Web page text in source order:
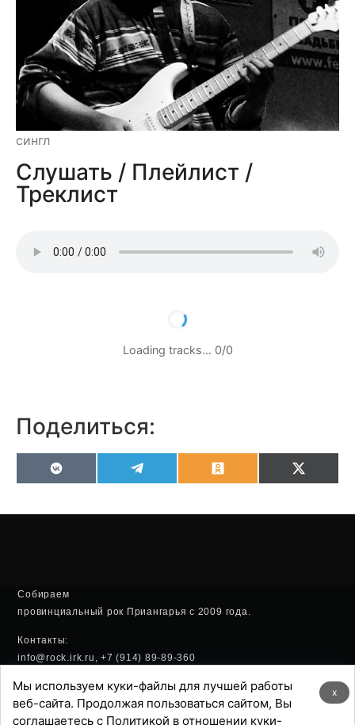
сингл
Слушать / Плейлист /
Треклист
Loading tracks… 0/0
Поделиться:
VK OdnoklassnikiX
Собираем
провинциальный рок Приангарья с 2009 года.
Контакты:
info@rock.irk.ru, +7 (914) 89-89-360
Политика конфиденциальности
Хостинг:
x
Мы используем куки-файлы для лучшей работы
веб-сайта. Продолжая пользоваться сайтом, Вы
соглашаетесь с Политикой в отношении куки-